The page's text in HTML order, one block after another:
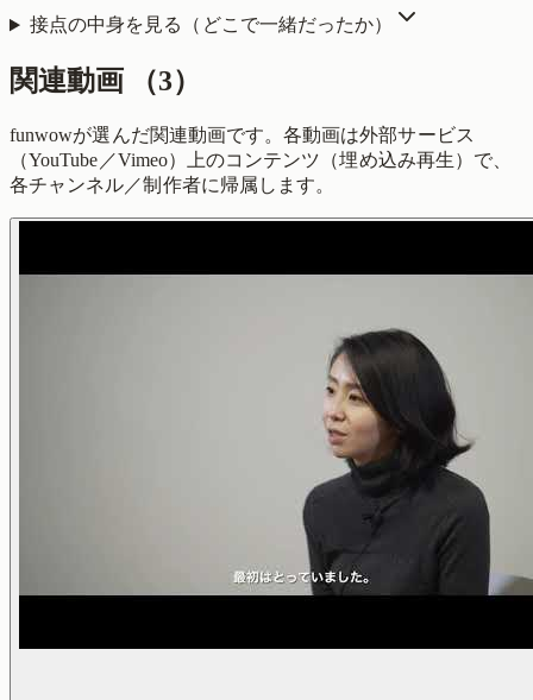
接点の中身を見る（どこで一緒だったか）
関連動画 （3）
funwowが選んだ関連動画です。各動画は外部サービス
（YouTube／Vimeo）上のコンテンツ（埋め込み再生）で、
各チャンネル／制作者に帰属します。